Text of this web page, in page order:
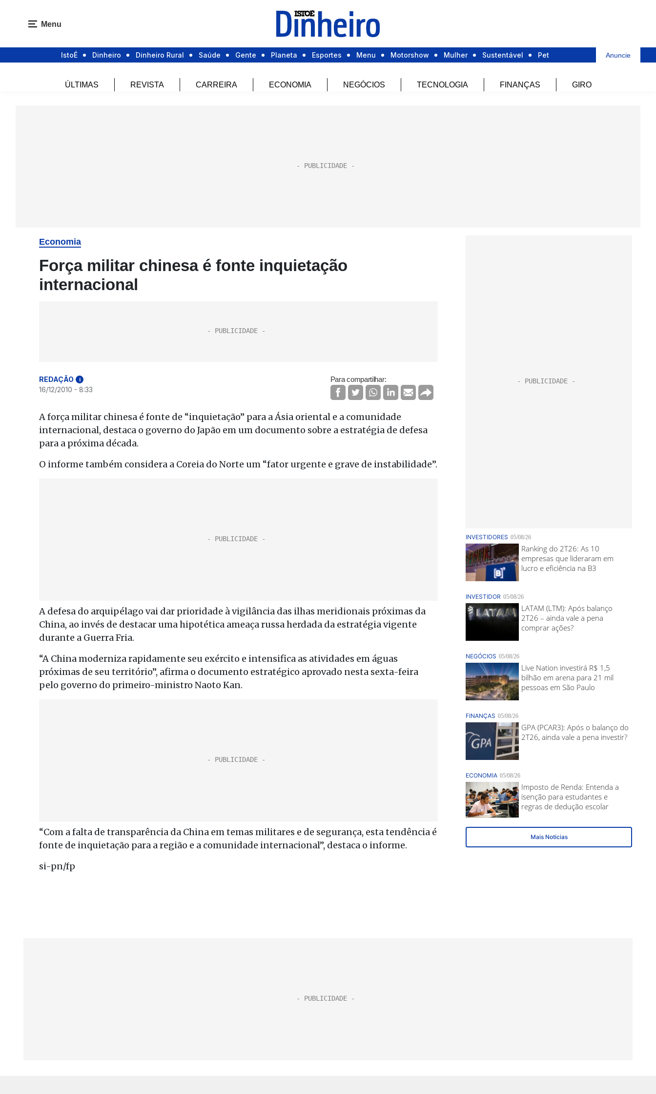
Menu
IstoÉ Dinheiro Dinheiro Rural Saúde Gente Planeta Esportes Menu Motorshow Mulher Sustentável Pet Anuncie
ÚLTIMAS REVISTA CARREIRA ECONOMIA NEGÓCIOS TECNOLOGIA FINANÇAS GIRO
Economia
Força militar chinesa é fonte inquietação
internacional
REDAÇÃO i
16/12/2010 - 8:33
Para compartilhar:
A força militar chinesa é fonte de “inquietação” para a Ásia oriental e a comunidade
internacional, destaca o governo do Japão em um documento sobre a estratégia de defesa
para a próxima década.
O informe também considera a Coreia do Norte um “fator urgente e grave de instabilidade”.
A defesa do arquipélago vai dar prioridade à vigilância das ilhas meridionais próximas da
China, ao invés de destacar uma hipotética ameaça russa herdada da estratégia vigente
durante a Guerra Fria.
“A China moderniza rapidamente seu exército e intensifica as atividades em águas
próximas de seu território”, afirma o documento estratégico aprovado nesta sexta-feira
pelo governo do primeiro-ministro Naoto Kan.
“Com a falta de transparência da China em temas militares e de segurança, esta tendência é
fonte de inquietação para a região e a comunidade internacional”, destaca o informe.
si-pn/fp